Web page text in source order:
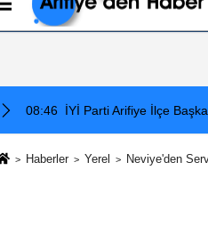
Künye İletişim
Tepkili!
08:46 İYİ Parti Arifiye İlçe
Haberler Yerel Neviye'den